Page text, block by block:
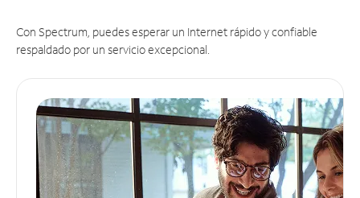
Con Spectrum, puedes esperar un Internet rápido y confiable
respaldado por un servicio excepcional.